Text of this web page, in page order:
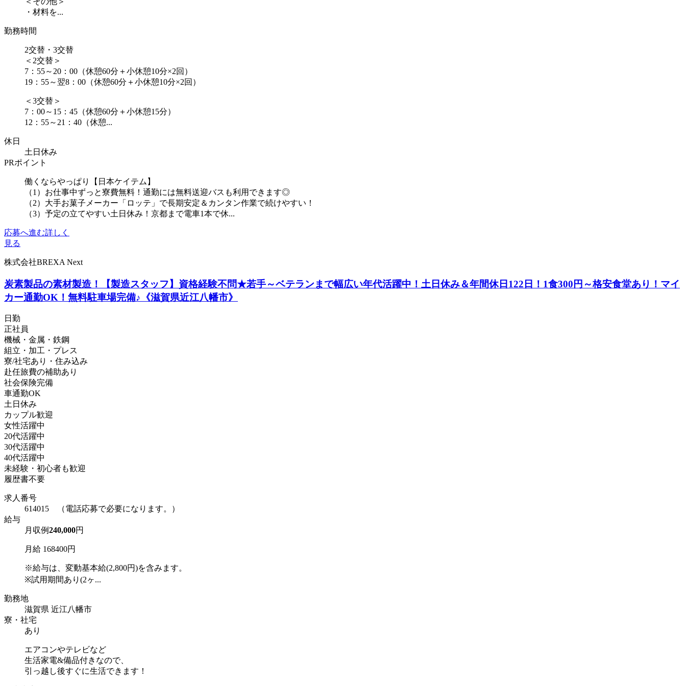
・材料を...
勤務時間
2交替・3交替
＜2交替＞
7：55～20：00（休憩60分＋小休憩10分×2回）
19：55～翌8：00（休憩60分＋小休憩10分×2回）
＜3交替＞
7：00～15：45（休憩60分＋小休憩15分）
12：55～21：40（休憩...
休日
土日休み
PRポイント
働くならやっぱり【日本ケイテム】
（1）お仕事中ずっと寮費無料！通勤には無料送迎バスも利用できます◎
（2）大手お菓子メーカー「ロッテ」で長期安定＆カンタン作業で続けやすい！
（3）予定の立てやすい土日休み！京都まで電車1本で休...
応募へ進む詳しく
見る
株式会社BREXA Next
炭素製品の素材製造！【製造スタッフ】資格経験不問★若手～ベテランまで幅広い年代活躍中！土日休み＆年間休日122日！1食300円～格安食堂あり！マイ
カー通勤OK！無料駐車場完備♪《滋賀県近江八幡市》
日勤
正社員
機械・金属・鉄鋼
組立・加工・プレス
寮/社宅あり・住み込み
赴任旅費の補助あり
社会保険完備
車通勤OK
土日休み
カップル歓迎
女性活躍中
20代活躍中
30代活躍中
40代活躍中
未経験・初心者も歓迎
履歴書不要
求人番号
614015 （電話応募で必要になります。）
給与
月収例240,000円
月給 168400円
※給与は、変動基本給(2,800円)を含みます。
※試用期間あり(2ヶ...
勤務地
滋賀県 近江八幡市
寮・社宅
あり
エアコンやテレビなど
生活家電&備品付きなので、
引っ越し後すぐに生活できます！